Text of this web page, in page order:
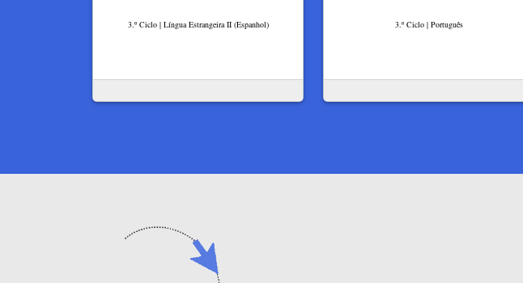
3.º Ciclo | Língua Estrangeira II (Espanhol) 3.º Ciclo | Português